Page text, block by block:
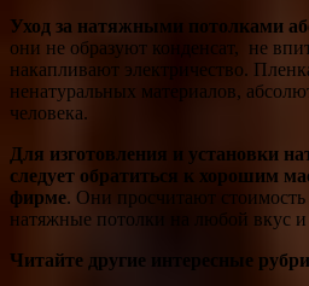
Уход за натяжными потолками
они не образуют конденсат, не
накапливают электричество.
ненатуральных материалов,
человека.
Для изготовления и установки
следует обратиться к хорошим
фирме. Они просчитают
натяжные потолки на любой вкус и
Читайте другие интересные